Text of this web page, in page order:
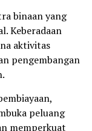
binaan yang
Keberadaan
aktivitas
pengembangan
peluang
memperkuat